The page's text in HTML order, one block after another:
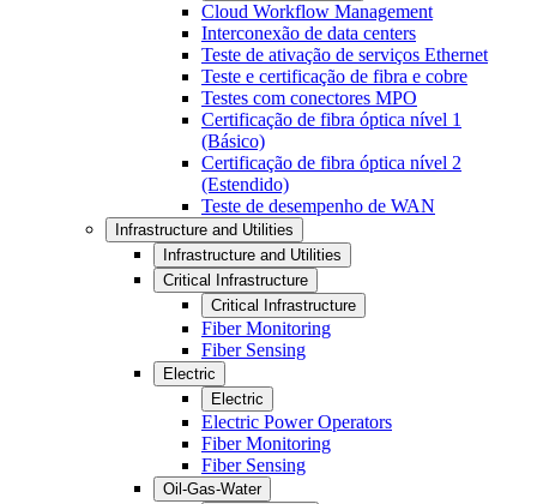
Cloud Workflow Management
Interconexão de data centers
Teste de ativação de serviços Ethernet
Teste e certificação de fibra e cobre
Testes com conectores MPO
Certificação de fibra óptica nível 1
(Básico)
Certificação de fibra óptica nível 2
(Estendido)
Teste de desempenho de WAN
Infrastructure and Utilities
Infrastructure and Utilities
Critical Infrastructure
Critical Infrastructure
Fiber Monitoring
Fiber Sensing
Electric
Electric
Electric Power Operators
Fiber Monitoring
Fiber Sensing
Oil-Gas-Water